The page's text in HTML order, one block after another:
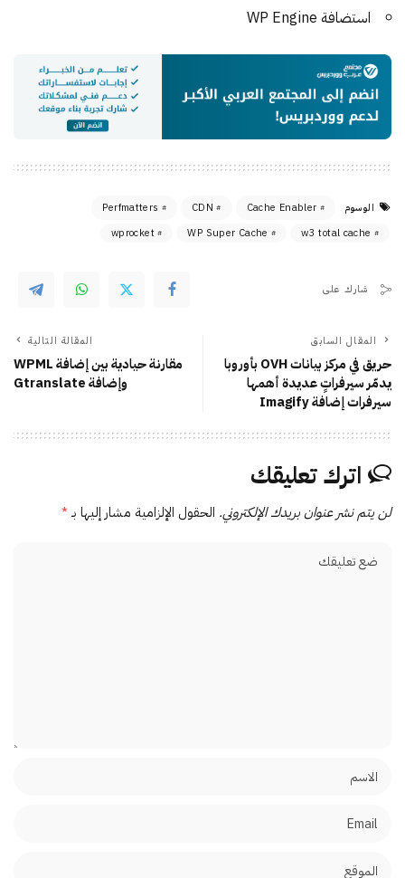
استضافة WP Engine
الوسوم Cache Enabler
CDN
Perfmatters
w3 total cache
WP Super Cache
wprocket
شارك على
المقال السابق
حريق في مركز بيانات OVH بأوروبا
يدمّر سيرفراتٍ عديدة أهمها
سيرفرات إضافة Imagify
المقالة التالية
مقارنة حيادية بين إضافة WPML
وإضافة Gtranslate
اترك تعليقك
لن يتم نشر عنوان بريدك الإلكتروني. الحقول الإلزامية مشار إليها بـ*